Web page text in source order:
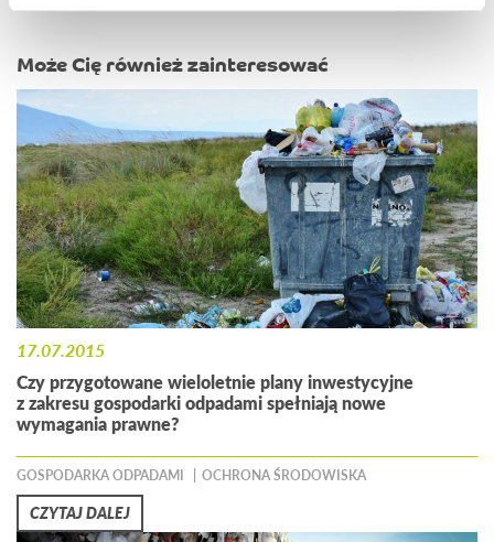
Może Cię również zainteresować
Czy przygotowane wieloletnie plany inwestycyjne
z zakresu gospodarki odpadami spełniają nowe
wymagania prawne?
17.07.2015
GOSPODARKA ODPADAMI OCHRONA ŚRODOWISKA
CZYTAJ DALEJ